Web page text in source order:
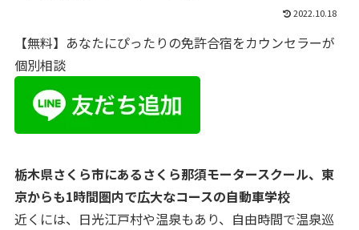
2022.10.18
【無料】あなたにぴったりの免許合宿をカウンセラーが
個別相談
栃木県さくら市にあるさくら那須モータースクール、東
京からも1時間圏内で広大なコースの自動車学校
近くには、日光江戸村や温泉もあり、自由時間で温泉巡